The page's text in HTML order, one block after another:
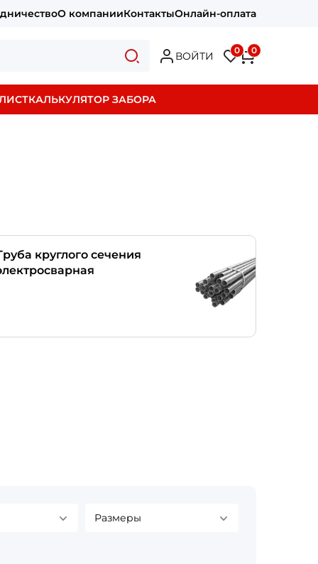
О компанииКонтактыОнлайн-оплата
ВОЙТИ 0 0
КАЛЬКУЛЯТОР ЗАБОРА
круглого сечения
Размеры